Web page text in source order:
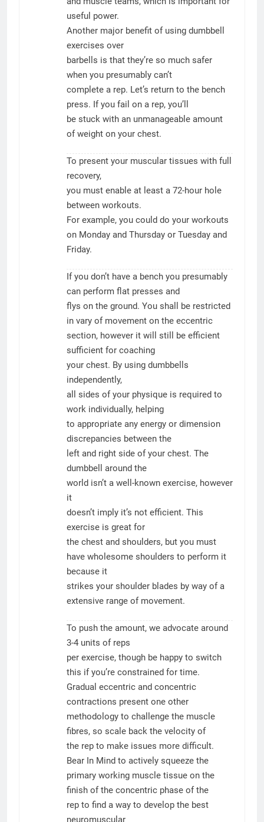
useful power.
Another major benefit of using dumbbell
exercises over
barbells is that they’re so much safer
when you presumably can’t
complete a rep. Let’s return to the bench
press. If you fail on a rep, you’ll
be stuck with an unmanageable amount
of weight on your chest.
To present your muscular tissues with full
recovery,
you must enable at least a 72-hour hole
between workouts.
For example, you could do your workouts
on Monday and Thursday or Tuesday and
Friday.
If you don’t have a bench you presumably
can perform flat presses and
flys on the ground. You shall be restricted
in vary of movement on the eccentric
section, however it will still be efficient
sufficient for coaching
your chest. By using dumbbells
independently,
all sides of your physique is required to
work individually, helping
to appropriate any energy or dimension
discrepancies between the
left and right side of your chest. The
dumbbell around the
world isn’t a well-known exercise, however
it
doesn’t imply it’s not efficient. This
exercise is great for
the chest and shoulders, but you must
have wholesome shoulders to perform it
because it
strikes your shoulder blades by way of a
extensive range of movement.
To push the amount, we advocate around
3-4 units of reps
per exercise, though be happy to switch
this if you’re constrained for time.
Gradual eccentric and concentric
contractions present one other
methodology to challenge the muscle
fibres, so scale back the velocity of
the rep to make issues more difficult.
Bear In Mind to actively squeeze the
primary working muscle tissue on the
finish of the concentric phase of the
rep to find a way to develop the best
neuromuscular